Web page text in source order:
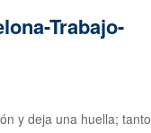
y deja una huella; tanto